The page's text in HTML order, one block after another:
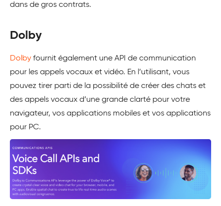
dans de gros contrats.
Dolby
Dolby fournit également une API de communication
pour les appels vocaux et vidéo. En l’utilisant, vous
pouvez tirer parti de la possibilité de créer des chats et
des appels vocaux d’une grande clarté pour votre
navigateur, vos applications mobiles et vos applications
pour PC.